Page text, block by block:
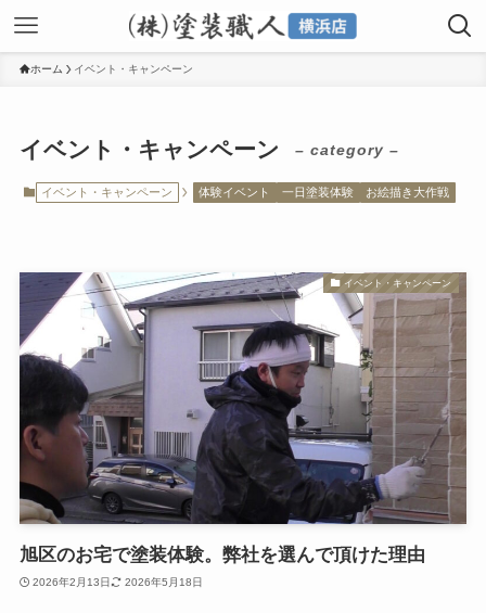
ホーム イベント・キャンペーン
イベント・キャンペーン – category –
イベント・キャンペーン 体験イベント 一日塗装体験 お絵描き大作戦
イベント・キャンペーン
旭区のお宅で塗装体験。弊社を選んで頂けた理由
2026年2月13日 2026年5月18日